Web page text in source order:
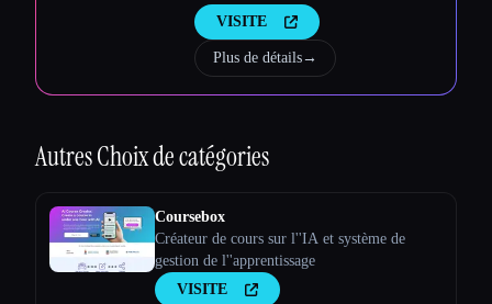
des vidéos cohérents
VISITE
Plus de détails→
AutresChoix de catégories
Coursebox
Créateur de cours sur l''IA et système de
gestion de l''apprentissage
VISITE